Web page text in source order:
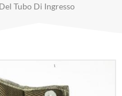
Tubo Di Ingresso